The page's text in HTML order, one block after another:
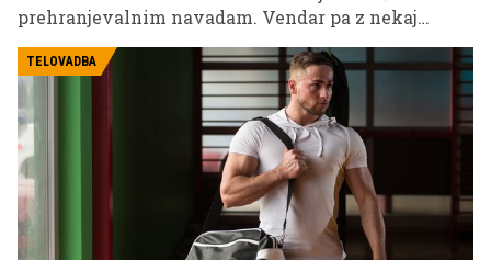
prehranjevalnim navadam. Vendar pa z nekaj
prazničnih dobrotah, hkrati pa ohranjate svojo fit
postavo.
TELOVADBA